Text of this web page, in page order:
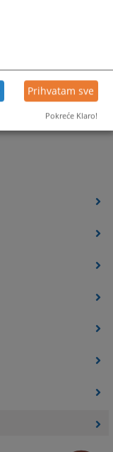
Prihvatam sve
Pokreće Klaro!